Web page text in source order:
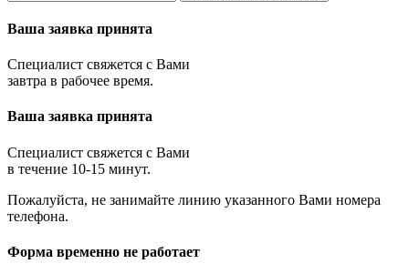
Ваша заявка принята
Специалист свяжется с Вами
завтра в рабочее время.
Ваша заявка принята
Специалист свяжется с Вами
в течение 10-15 минут.
Пожалуйста, не занимайте линию указанного Вами номера
телефона.
Форма временно не работает